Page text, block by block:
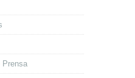
Prensa